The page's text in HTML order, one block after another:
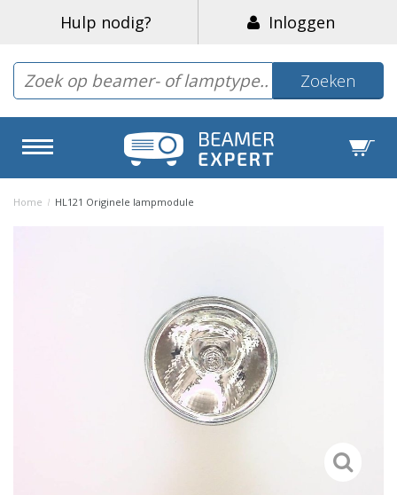
Hulp nodig? Inloggen
Zoeken
Home / HL121 Originele lampmodule